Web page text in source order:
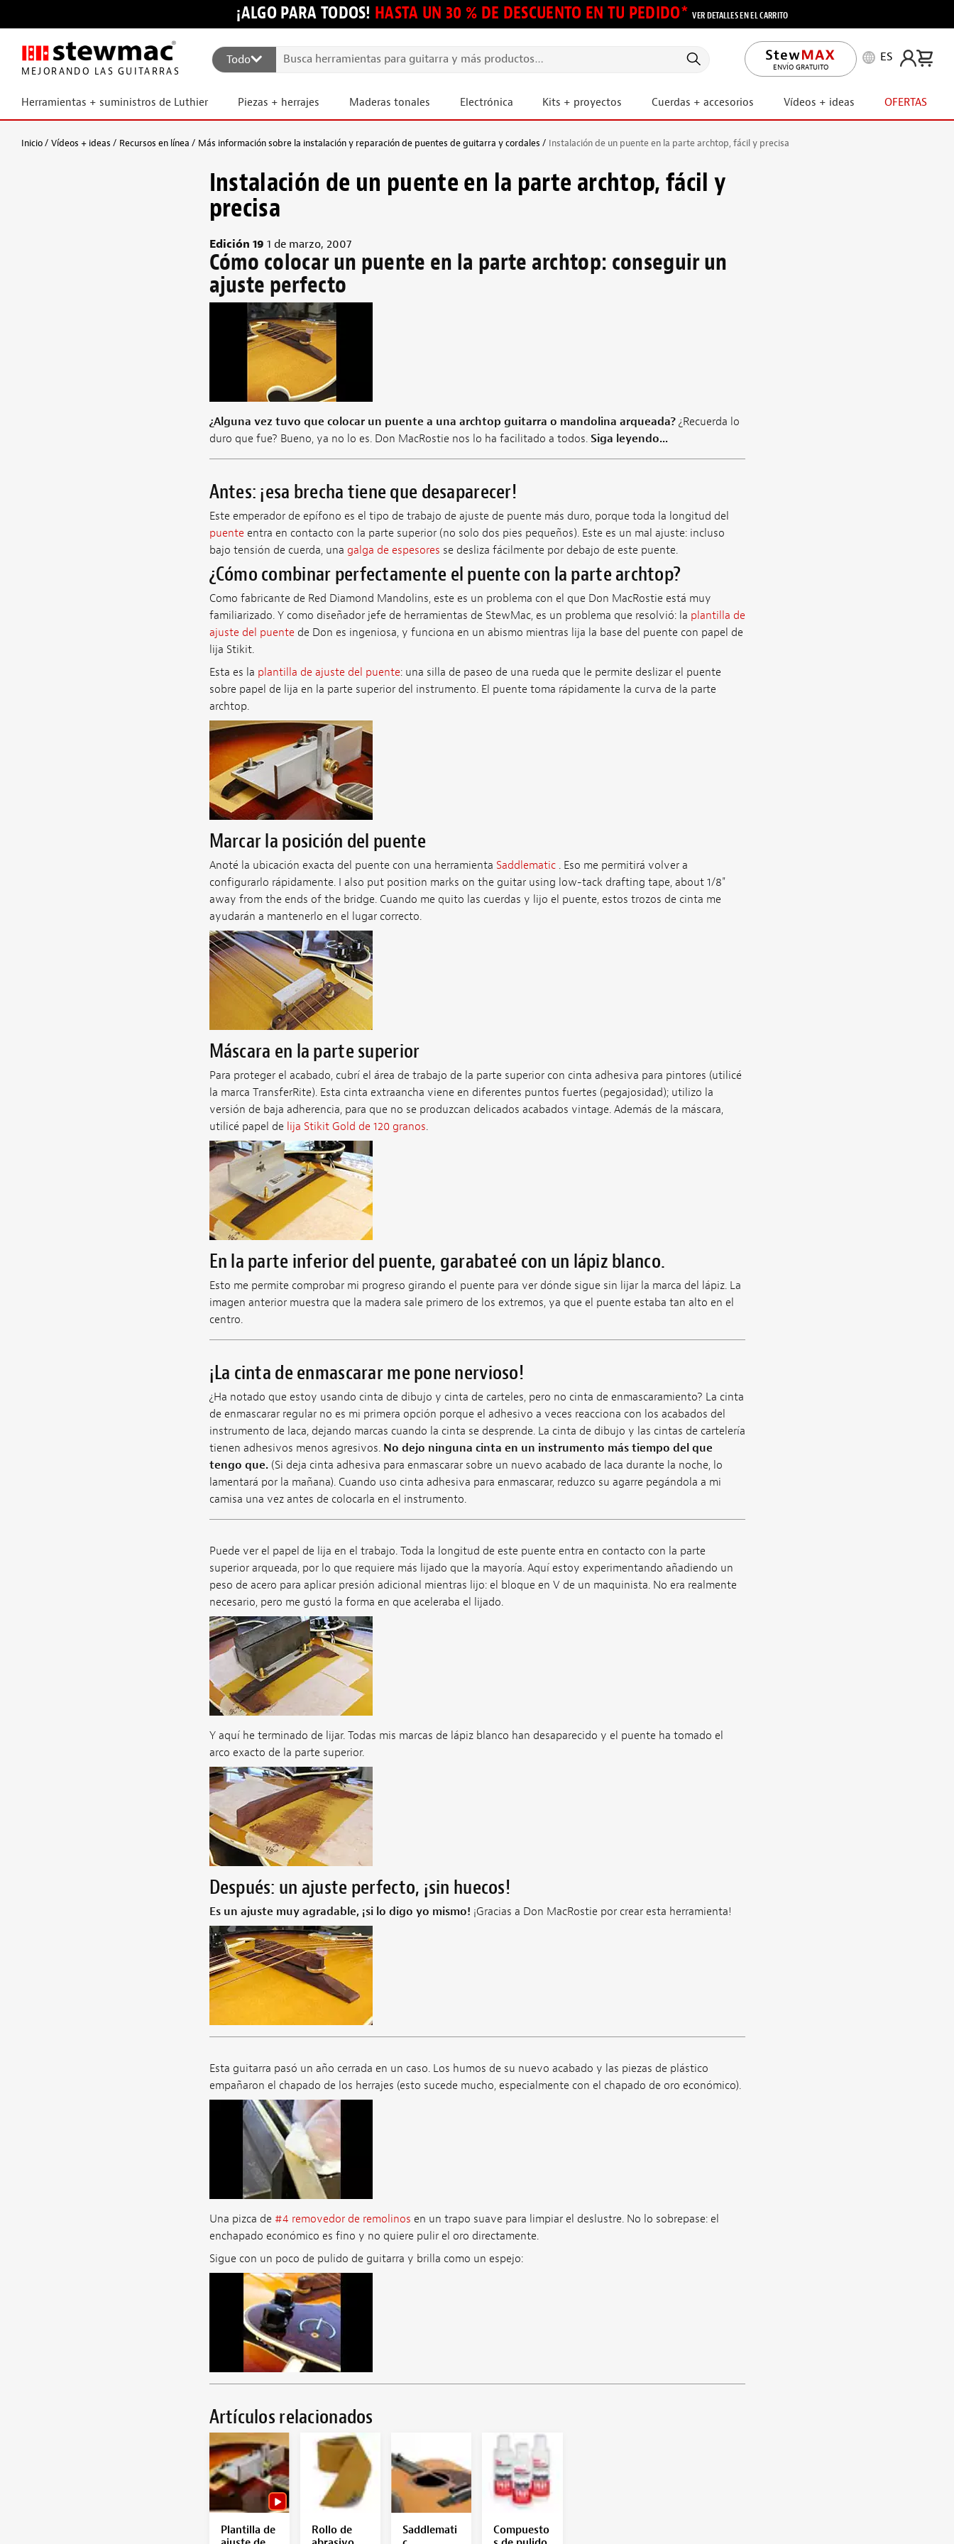
¡ALGO PARA TODOS! HASTA UN 30 % DE DESCUENTO EN TU PEDIDO*VER DETALLES EN EL CARRITO
MEJORANDO LAS GUITARRAS
Todo
ENVÍO GRATUITO
ES
Herramientas + suministros de Luthier Piezas + herrajes Maderas tonales Electrónica Kits + proyectos Cuerdas + accesorios Vídeos + ideas OFERTAS
Inicio Vídeos + ideas Recursos en línea Más información sobre la instalación y reparación de puentes de guitarra y cordales Instalación de un puente en la parte archtop, fácil y precisa
Instalación de un puente en la parte archtop, fácil y
precisa
Edición 19 1 de marzo, 2007
Cómo colocar un puente en la parte archtop: conseguir un
ajuste perfecto
¿Alguna vez tuvo que colocar un puente a una archtop guitarra o mandolina arqueada?¿Recuerda lo
duro que fue? Bueno, ya no lo es. Don MacRostie nos lo ha facilitado a todos. Siga leyendo...
Antes: ¡esa brecha tiene que desaparecer!
Este emperador de epífono es el tipo de trabajo de ajuste de puente más duro, porque toda la longitud del
puente entra en contacto con la parte superior (no solo dos pies pequeños). Este es un mal ajuste: incluso
bajo tensión de cuerda, una galga de espesores se desliza fácilmente por debajo de este puente.
¿Cómo combinar perfectamente el puente con la parte archtop?
Como fabricante de Red Diamond Mandolins, este es un problema con el que Don MacRostie está muy
familiarizado. Y como diseñador jefe de herramientas de StewMac, es un problema que resolvió: la plantilla de
ajuste del puente de Don es ingeniosa, y funciona en un abismo mientras lija la base del puente con papel de
lija Stikit.
Esta es la plantilla de ajuste del puente: una silla de paseo de una rueda que le permite deslizar el puente
sobre papel de lija en la parte superior del instrumento. El puente toma rápidamente la curva de la parte
archtop.
Marcar la posición del puente
Anoté la ubicación exacta del puente con una herramienta Saddlematic. Eso me permitirá volver a
configurarlo rápidamente. I also put position marks on the guitar using low-tack drafting tape, about 1/8"
away from the ends of the bridge. Cuando me quito las cuerdas y lijo el puente, estos trozos de cinta me
ayudarán a mantenerlo en el lugar correcto.
Máscara en la parte superior
Para proteger el acabado, cubrí el área de trabajo de la parte superior con cinta adhesiva para pintores (utilicé
la marca TransferRite). Esta cinta extraancha viene en diferentes puntos fuertes (pegajosidad); utilizo la
versión de baja adherencia, para que no se produzcan delicados acabados vintage. Además de la máscara,
utilicé papel de lija Stikit Gold de 120 granos.
En la parte inferior del puente, garabateé con un lápiz blanco.
Esto me permite comprobar mi progreso girando el puente para ver dónde sigue sin lijar la marca del lápiz. La
imagen anterior muestra que la madera sale primero de los extremos, ya que el puente estaba tan alto en el
centro.
¡La cinta de enmascarar me pone nervioso!
¿Ha notado que estoy usando cinta de dibujo y cinta de carteles, pero no cinta de enmascaramiento? La cinta
de enmascarar regular no es mi primera opción porque el adhesivo a veces reacciona con los acabados del
instrumento de laca, dejando marcas cuando la cinta se desprende. La cinta de dibujo y las cintas de cartelería
tienen adhesivos menos agresivos. No dejo ninguna cinta en un instrumento más tiempo del que
tengo que.(Si deja cinta adhesiva para enmascarar sobre un nuevo acabado de laca durante la noche, lo
lamentará por la mañana). Cuando uso cinta adhesiva para enmascarar, reduzco su agarre pegándola a mi
camisa una vez antes de colocarla en el instrumento.
Puede ver el papel de lija en el trabajo. Toda la longitud de este puente entra en contacto con la parte
superior arqueada, por lo que requiere más lijado que la mayoría. Aquí estoy experimentando añadiendo un
peso de acero para aplicar presión adicional mientras lijo: el bloque en V de un maquinista. No era realmente
necesario, pero me gustó la forma en que aceleraba el lijado.
Y aquí he terminado de lijar. Todas mis marcas de lápiz blanco han desaparecido y el puente ha tomado el
arco exacto de la parte superior.
Después: un ajuste perfecto, ¡sin huecos!
Es un ajuste muy agradable, ¡si lo digo yo mismo! ¡Gracias a Don MacRostie por crear esta herramienta!
Esta guitarra pasó un año cerrada en un caso. Los humos de su nuevo acabado y las piezas de plástico
empañaron el chapado de los herrajes (esto sucede mucho, especialmente con el chapado de oro económico).
Una pizca de #4 removedor de remolinos en un trapo suave para limpiar el deslustre. No lo sobrepase: el
enchapado económico es fino y no quiere pulir el oro directamente.
Sigue con un poco de pulido de guitarra y brilla como un espejo:
Artículos relacionados
Plantilla de
Rollo de
Saddlemati
Compuesto